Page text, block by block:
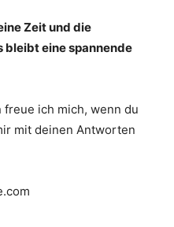
Zeit und die
bleibt eine spannende
freue ich mich, wenn du
mit deinen Antworten